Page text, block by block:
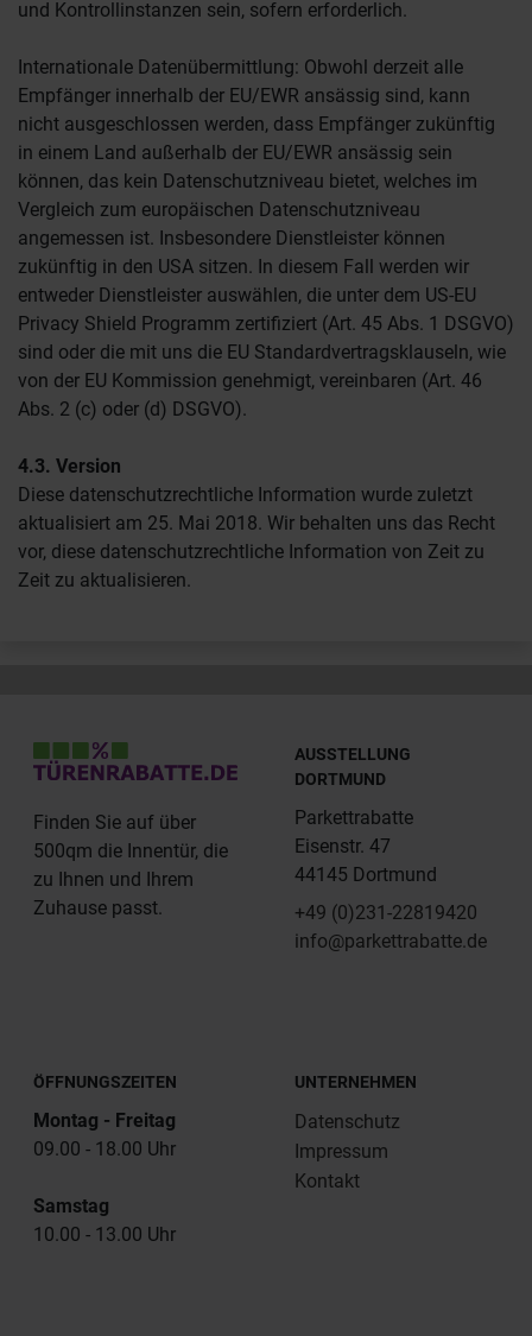
und Kontrollinstanzen sein, sofern erforderlich.
Internationale Datenübermittlung: Obwohl derzeit alle
Empfänger innerhalb der EU/EWR ansässig sind, kann
nicht ausgeschlossen werden, dass Empfänger zukünftig
in einem Land außerhalb der EU/EWR ansässig sein
können, das kein Datenschutzniveau bietet, welches im
Vergleich zum europäischen Datenschutzniveau
angemessen ist. Insbesondere Dienstleister können
zukünftig in den USA sitzen. In diesem Fall werden wir
entweder Dienstleister auswählen, die unter dem US-EU
Privacy Shield Programm zertifiziert (Art. 45 Abs. 1 DSGVO)
sind oder die mit uns die EU Standardvertragsklauseln, wie
von der EU Kommission genehmigt, vereinbaren (Art. 46
Abs. 2 (c) oder (d) DSGVO).
4.3. Version
Diese datenschutzrechtliche Information wurde zuletzt
aktualisiert am 25. Mai 2018. Wir behalten uns das Recht
vor, diese datenschutzrechtliche Information von Zeit zu
Zeit zu aktualisieren.
Finden Sie auf über
500qm die Innentür, die
zu Ihnen und Ihrem
Zuhause passt.
AUSSTELLUNG
DORTMUND
Parkettrabatte
Eisenstr. 47
44145 Dortmund
+49 (0)231-22819420
info@parkettrabatte.de
ÖFFNUNGSZEITEN
Montag - Freitag
09.00 - 18.00 Uhr
Samstag
10.00 - 13.00 Uhr
UNTERNEHMEN
Datenschutz
Impressum
Kontakt